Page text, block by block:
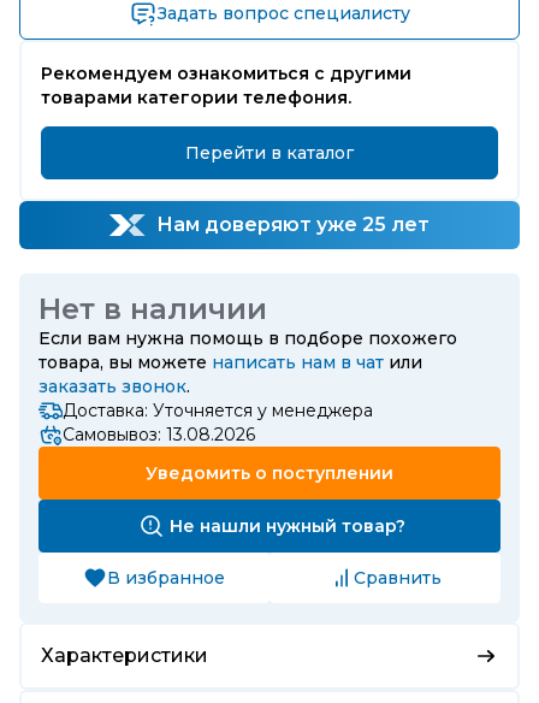
Задать вопрос специалисту
Рекомендуем ознакомиться с другими
товарами категории телефония.
Перейти в каталог
Нам доверяют уже 25 лет
Нет в наличии
Если вам нужна помощь в подборе похожего
товара, вы можете написать нам в чат или
заказать звонок.
Доставка: Уточняется у менеджера
Самовывоз: 13.08.2026
Уведомить о поступлении
Не нашли нужный товар?
В избранное Сравнить
Характеристики